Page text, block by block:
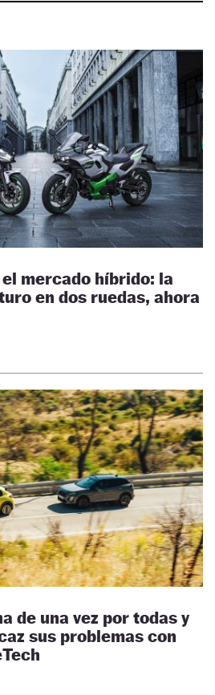
mercado híbrido: la
en dos ruedas, ahora
de una vez por todas y
sus problemas con